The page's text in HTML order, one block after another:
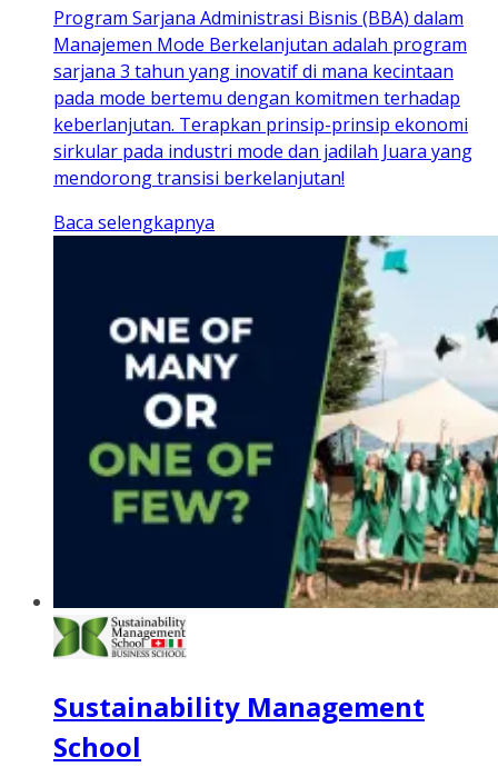
Program Sarjana Administrasi Bisnis (BBA) dalam
Manajemen Mode Berkelanjutan adalah program
sarjana 3 tahun yang inovatif di mana kecintaan
pada mode bertemu dengan komitmen terhadap
keberlanjutan. Terapkan prinsip-prinsip ekonomi
sirkular pada industri mode dan jadilah Juara yang
mendorong transisi berkelanjutan!
Baca selengkapnya
Sustainability Management
School